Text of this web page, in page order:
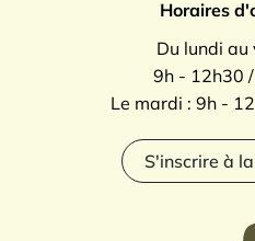
Horaires
Du lundi au
9h - 12h30
Le mardi : 9h -
S'inscrire à